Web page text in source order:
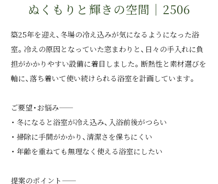
ぬくもりと輝きの空間｜2506
築25年を迎え、冬場の冷え込みが気になるようになった浴
室。冷えの原因となっていた窓まわりと、日々の手入れに負
担がかかりやすい設備に着目しました。断熱性と素材選びを
軸に、落ち着いて使い続けられる浴室を計画しています。
ご要望・お悩み――
・ 冬になると浴室が冷え込み、入浴前後がつらい
・ 掃除に手間がかかり、清潔さを保ちにくい
・ 年齢を重ねても無理なく使える浴室にしたい
提案のポイント――